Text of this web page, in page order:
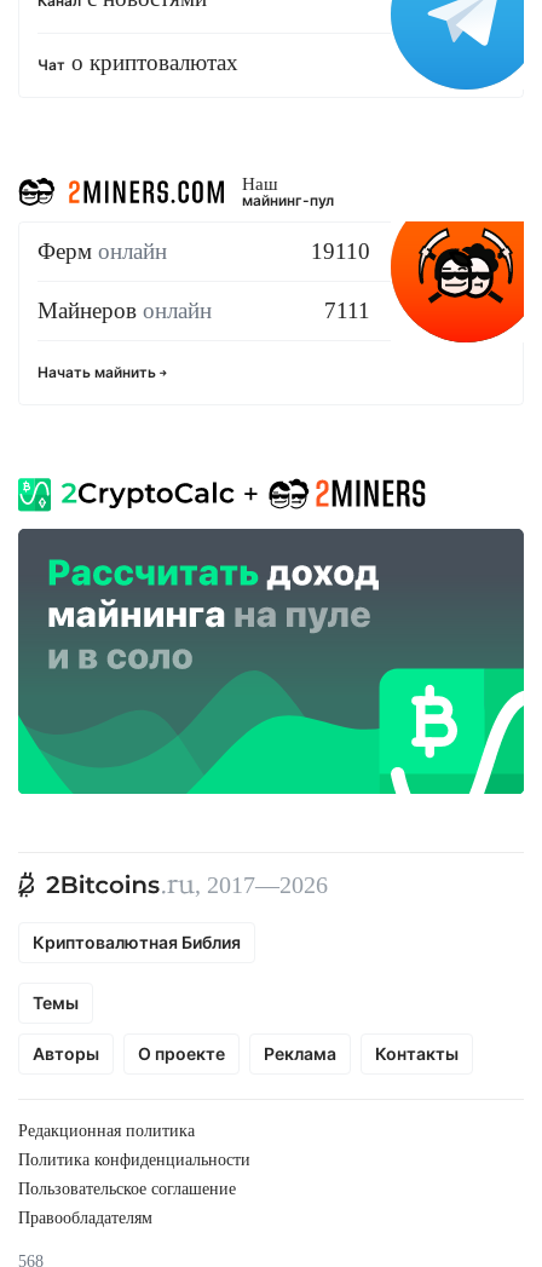
Чат о криптовалютах
Наш
майнинг-пул
Ферм онлайн 19110
Майнеров онлайн 7111
Начать майнить
, 2017—2026
Криптовалютная Библия
Темы
Авторы О проекте Реклама Контакты
Редакционная политика
Политика конфиденциальности
Пользовательское соглашение
Правообладателям
568